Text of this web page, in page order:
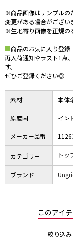
※商品画像はサンプルの
変更がある場合がござい
※生地寄り画像を正規の
■商品のお気に入り登録
再入荷通知やラスト1点
す。
ぜひご登録ください◎
素材 本体:
原産国 イン
メーカー品番
カテゴリー トッ
ブランド
このアイ
絞り込み